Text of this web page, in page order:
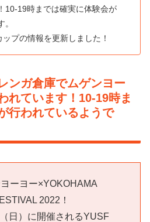
10-19時までは確実に体験会が
プの情報を更新しました！
ンガ倉庫でムゲンヨー
れています！10-19時ま
行われているようで
ーヨー×YOKOHAMA
2022！
日）に開催されるYUSF